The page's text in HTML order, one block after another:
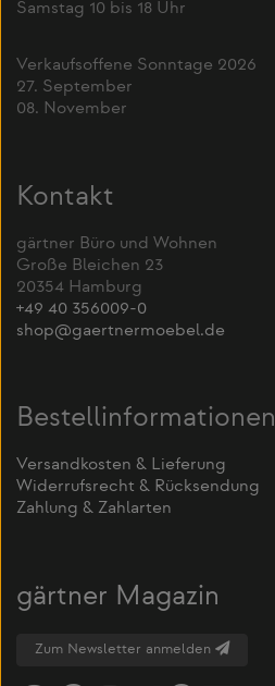
Samstag 10 bis 18 Uhr
Verkaufsoffene Sonntage 2026
27. September
08. November
Kontakt
gärtner Büro und Wohnen
Große Bleichen 23
20354 Hamburg
+49 40 356009-0
shop@gaertnermoebel.de
Bestellinformationen
Versandkosten & Lieferung
Widerrufsrecht & Rücksendung
Zahlung & Zahlarten
gärtner Magazin
Zum Newsletter anmelden